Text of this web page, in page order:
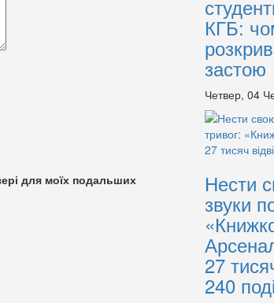
для моїх подальших
КГБ:
застою
Четвер, 04
Нести
звуки
27
240